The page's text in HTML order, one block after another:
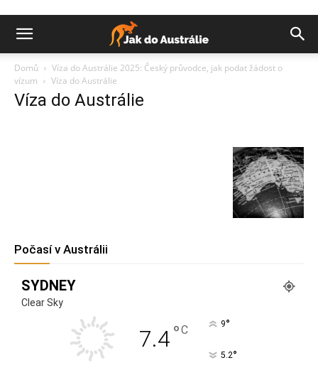
Domů
Víza do Austrálie 2025: Český průvodce, jak podat žádost o
vízum
Víza do Austrálie
Víza do Austrálie
Počasí v Austrálii
SYDNEY
Clear Sky
7.4°C 9°
5.2°